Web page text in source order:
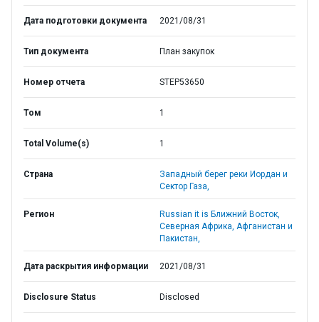
Дата подготовки документа 2021/08/31
Тип документа План закупок
Номер отчета STEP53650
Том 1
Total Volume(s) 1
Страна
Западный берег реки Иордан и
Сектор Газа,
Регион
Russian it is Ближний Восток,
Северная Африка, Афганистан и
Пакистан,
Дата раскрытия информации 2021/08/31
Disclosure Status Disclosed